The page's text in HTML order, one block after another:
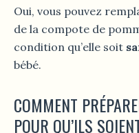
Oui, vous pouvez
de la compote de
condition qu’elle soit
bébé.
COMMENT
POUR QU’ILS